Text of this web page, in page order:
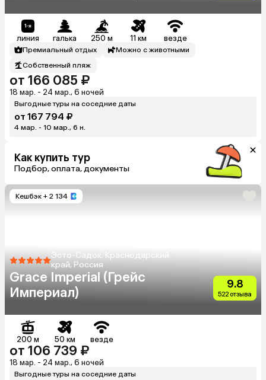
линия галька 250 м 11 км везде
Премиальный отдых
Можно с животными
Собственный пляж
от 166 085 ₽
18 мар. - 24 мар., 6 ночей
Выгодные туры на соседние даты
от 167 794 ₽
4 мар. - 10 мар., 6 н.
Как купить тур
Подбор, оплата, документы
Кешбэк + 2 134
Эсто-Садок, Краснодарский
край, Россия
Grace Imperial (Грейс
Империал)
9.8
522 отзыва
200 м 50 км везде
от 106 739 ₽
18 мар. - 24 мар., 6 ночей
Выгодные туры на соседние даты